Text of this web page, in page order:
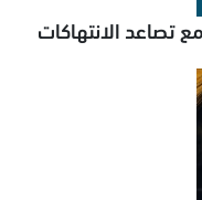
الانتهاكات